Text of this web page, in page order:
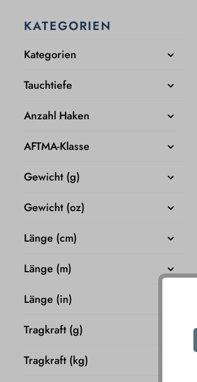
KATEGORIEN
Kategorien
Tauchtiefe
Anzahl Haken
AFTMA-Klasse
Gewicht (g)
Gewicht (oz)
Länge (cm)
Länge (m)
Länge (in)
Tragkraft (g)
Tragkraft (kg)